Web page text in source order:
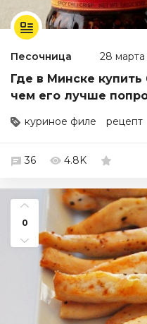
Песочница 28 марта
Где в Минске
чем его лучше
куриное филе рецепт
36 4.8K
0